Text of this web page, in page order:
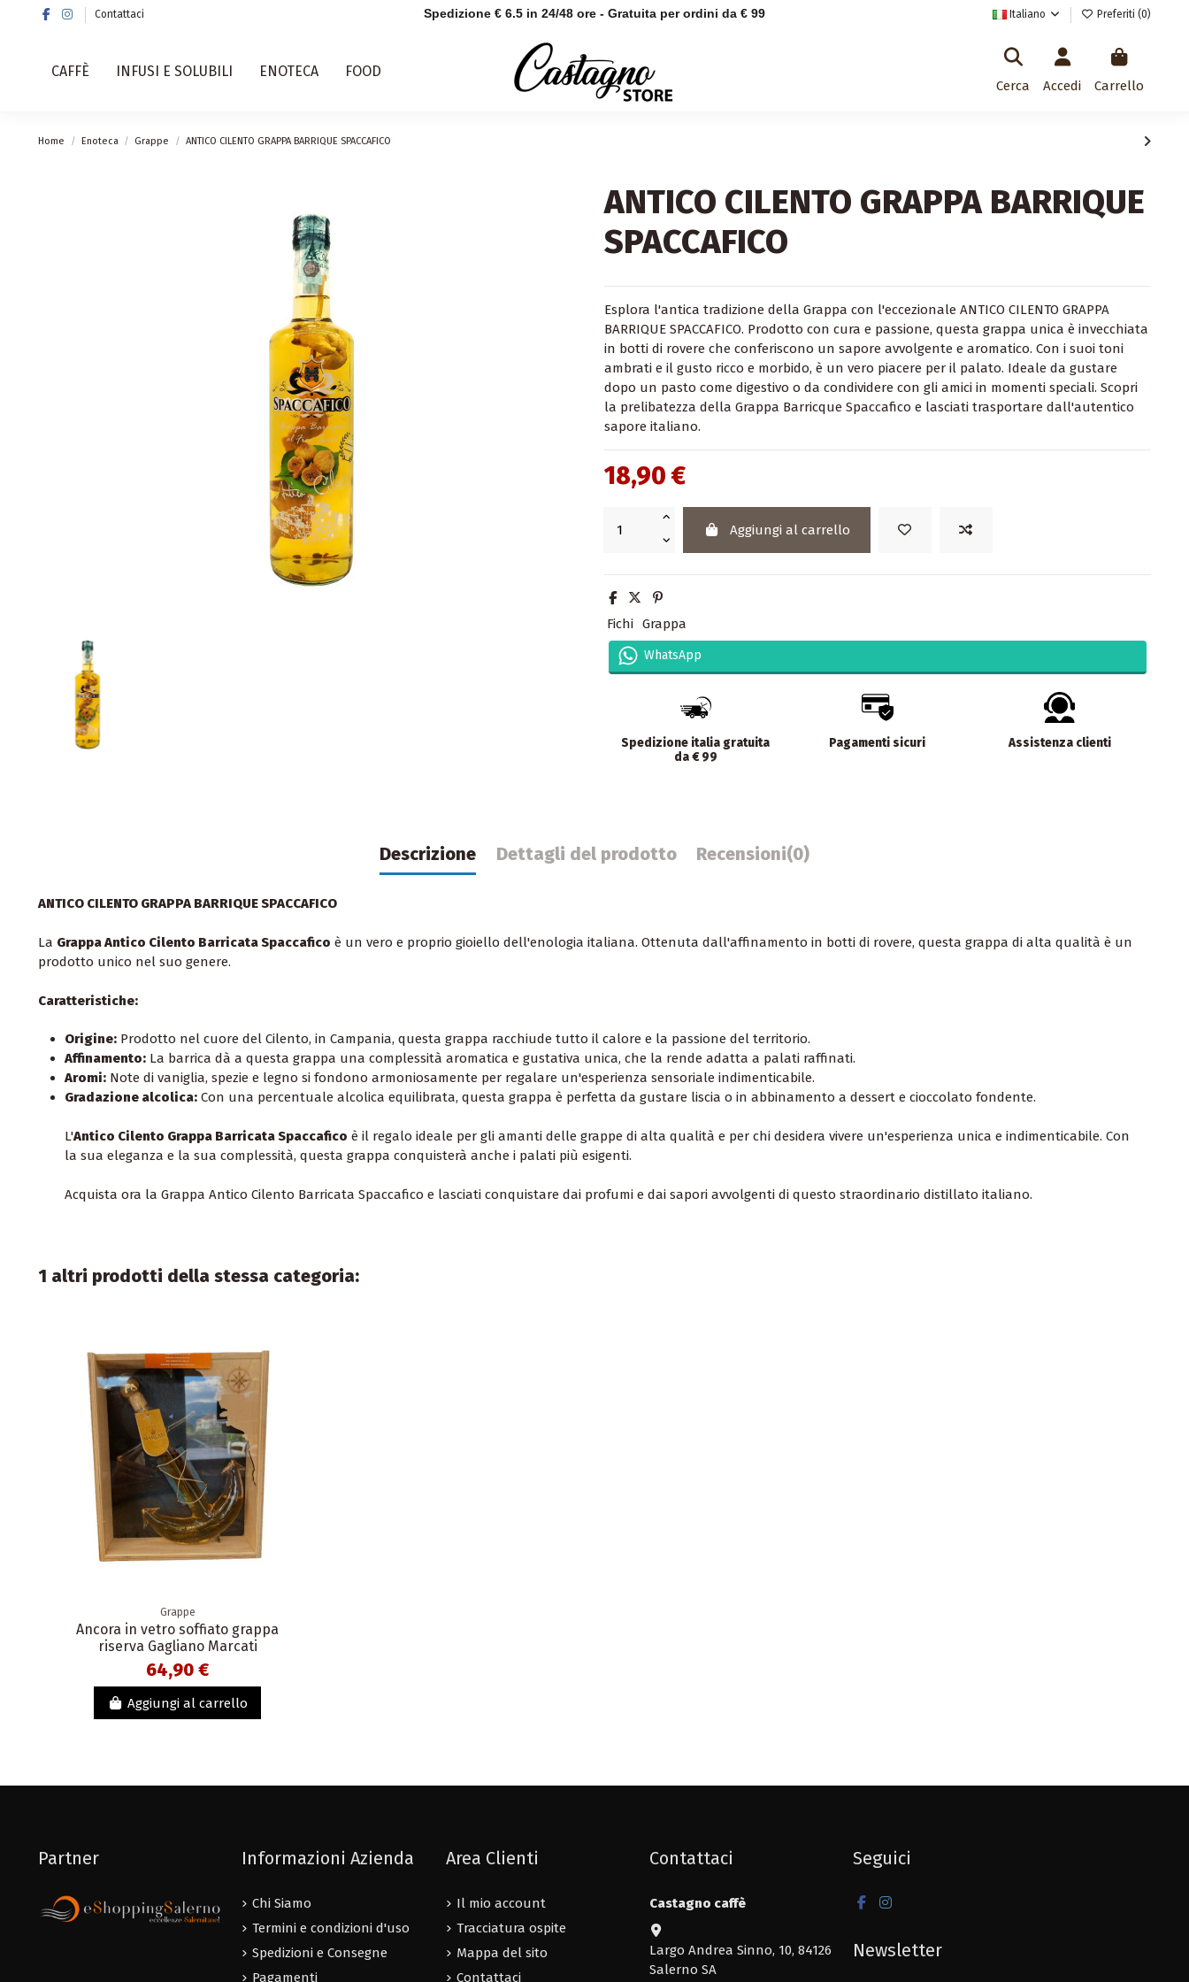
Contattaci Spedizione € 6.5 in 24/48 ore - Gratuita per ordini da € 99 Italiano Preferiti (0)
CAFFÈ INFUSI E SOLUBILI ENOTECA FOOD
Cerca Accedi Carrello
Home Enoteca Grappe ANTICO CILENTO GRAPPA BARRIQUE SPACCAFICO
ANTICO CILENTO GRAPPA BARRIQUE
SPACCAFICO
Esplora l'antica tradizione della Grappa con l'eccezionale ANTICO CILENTO GRAPPA
BARRIQUE SPACCAFICO. Prodotto con cura e passione, questa grappa unica è invecchiata
in botti di rovere che conferiscono un sapore avvolgente e aromatico. Con i suoi toni
ambrati e il gusto ricco e morbido, è un vero piacere per il palato. Ideale da gustare
dopo un pasto come digestivo o da condividere con gli amici in momenti speciali. Scopri
la prelibatezza della Grappa Barricque Spaccafico e lasciati trasportare dall'autentico
sapore italiano.
18,90 €
Aggiungi al carrello
Fichi Grappa
WhatsApp
Spedizione italia gratuita
da € 99
Pagamenti sicuri Assistenza clienti
Descrizione Dettagli del prodotto Recensioni(0)
ANTICO CILENTO GRAPPA BARRIQUE SPACCAFICO
La Grappa Antico Cilento Barricata Spaccafico è un vero e proprio gioiello dell'enologia italiana. Ottenuta dall'affinamento in botti di rovere, questa grappa di alta qualità è un
prodotto unico nel suo genere.
Caratteristiche:
Origine: Prodotto nel cuore del Cilento, in Campania, questa grappa racchiude tutto il calore e la passione del territorio.
Affinamento: La barrica dà a questa grappa una complessità aromatica e gustativa unica, che la rende adatta a palati raffinati.
Aromi: Note di vaniglia, spezie e legno si fondono armoniosamente per regalare un'esperienza sensoriale indimenticabile.
Gradazione alcolica: Con una percentuale alcolica equilibrata, questa grappa è perfetta da gustare liscia o in abbinamento a dessert e cioccolato fondente.
L'Antico Cilento Grappa Barricata Spaccafico è il regalo ideale per gli amanti delle grappe di alta qualità e per chi desidera vivere un'esperienza unica e indimenticabile. Con
la sua eleganza e la sua complessità, questa grappa conquisterà anche i palati più esigenti.
Acquista ora la Grappa Antico Cilento Barricata Spaccafico e lasciati conquistare dai profumi e dai sapori avvolgenti di questo straordinario distillato italiano.
1 altri prodotti della stessa categoria:
Grappe
Ancora in vetro soffiato grappa
riserva Gagliano Marcati
64,90 €
Aggiungi al carrello
Partner Informazioni Azienda
Chi Siamo
Termini e condizioni d'uso
Spedizioni e Consegne
Pagamenti
Area Clienti
Il mio account
Tracciatura ospite
Mappa del sito
Contattaci
Contattaci
Castagno caffè
Largo Andrea Sinno, 10, 84126
Salerno SA
Seguici
Newsletter